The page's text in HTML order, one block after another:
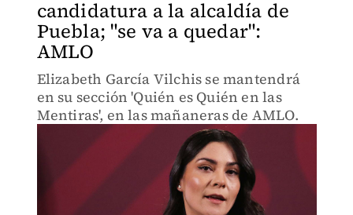
candidatura a la alcaldía de
Puebla; "se va a quedar":
AMLO
Elizabeth García Vilchis se mantendrá
en su sección 'Quién es Quién en las
Mentiras', en las mañaneras de AMLO.